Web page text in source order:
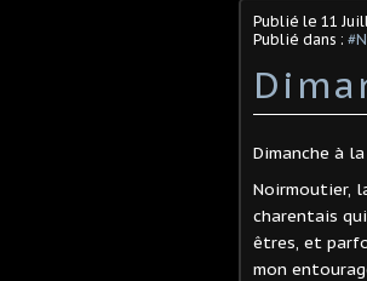
Publié le 11
Publié dans :
Dimanche à
Noirmoutier,
charentais
êtres, et
mon